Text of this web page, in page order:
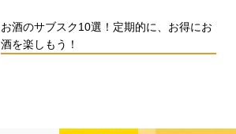
お酒のサブスク10選！定期的に、お得にお
酒を楽しもう！